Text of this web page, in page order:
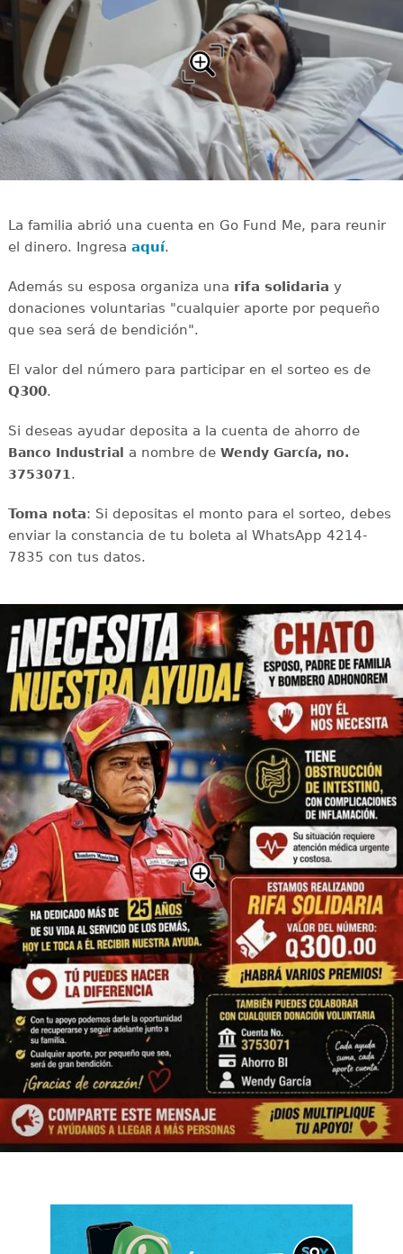
La familia abrió una cuenta en Go Fund Me, para reunir
el dinero. Ingresa aquí.
Además su esposa organiza una rifa solidaria y
donaciones voluntarias "cualquier aporte por pequeño
que sea será de bendición".
El valor del número para participar en el sorteo es de
Q300.
Si deseas ayudar deposita a la cuenta de ahorro de
Banco Industrial a nombre de Wendy García, no.
3753071.
Toma nota: Si depositas el monto para el sorteo, debes
enviar la constancia de tu boleta al WhatsApp 4214-
7835 con tus datos.